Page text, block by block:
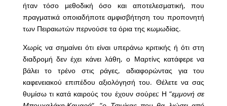
ήταν τόσο μεθοδική όσο και αποτελεσματική, που
πραγματικά οποιαδήποτε αμφισβήτηση του προπονητή
των Πειραιωτών περνούσε τα όρια της κωμωδίας.
Χωρίς να σημαίνει ότι είναι υπεράνω κριτικής ή ότι στη
διαδρομή δεν έχει κάνει λάθη, ο Μαρτίνς κατάφερε να
βάλει το τρένο στις ράγες, αδιαφορώντας για του
καφενειακού επιπέδου αξιολόγησή του. Θέλετε να σας
θυμίσω τι κατά καιρούς του έχουν σούρει; Η “εμμονή σε